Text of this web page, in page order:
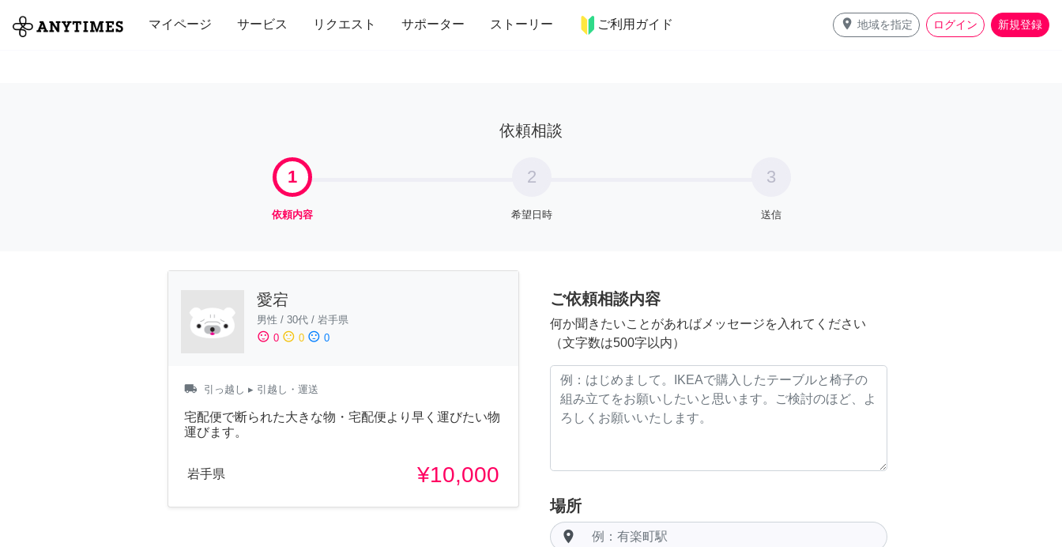
マイページ サービス リクエスト サポーター ストーリー ご利用ガイド place 地域を指定 ログイン 新規登録
全て 修理・組立 家事 引っ越し インテリア 趣味・習い事 ペット 料理
依頼相談
1
依頼内容
2
希望日時
3
送信
愛宕
男性 / 30代 / 岩手県
sentiment_satisfied 0 sentiment_neutral 0 sentiment_dissatisfied 0
local_shipping 引っ越し ▸ 引越し・運送
宅配便で断られた大きな物・宅配便より早く運びたい物
運びます。
岩手県 ¥10,000
ご依頼相談内容
何か聞きたいことがあればメッセージを入れてください
（文字数は500字以内）
場所
room